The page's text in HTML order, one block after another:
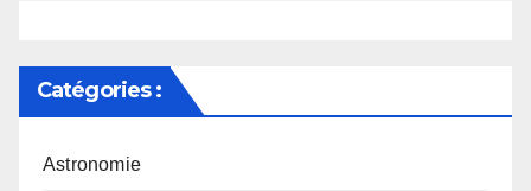
Catégories :
Astronomie